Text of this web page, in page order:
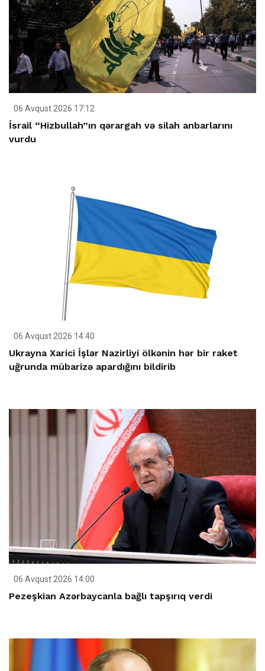
06 Avqust 2026 17:12
İsrail “Hizbullah”ın qərargah və silah anbarlarını
vurdu
06 Avqust 2026 14:40
Ukrayna Xarici İşlər Nazirliyi ölkənin hər bir raket
uğrunda mübarizə apardığını bildirib
06 Avqust 2026 14:00
Pezeşkian Azərbaycanla bağlı tapşırıq verdi